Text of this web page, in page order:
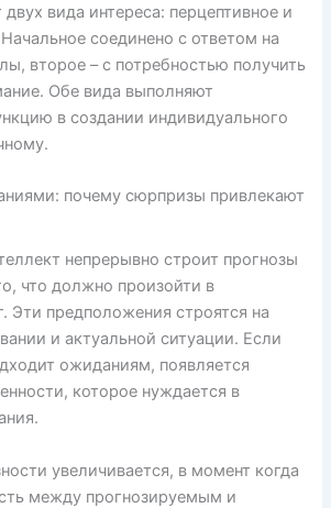
вида интереса: перцептивное и
соединено с ответом на
второе – с потребностью получить
Обе вида выполняют
в создании индивидуального
почему сюрпризы привлекают
непрерывно строит прогнозы
что должно произойти в
Эти предположения строятся на
и актуальной ситуации. Если
ожиданиям, появляется
которое нуждается в
увеличивается, в момент когда
между прогнозируемым и